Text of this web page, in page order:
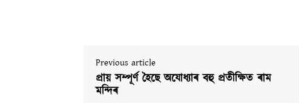
Previous article
প্ৰায় সম্পূৰ্ণ হৈছে অযোধ্যাৰ বহু প্ৰতীক্ষিত ৰাম
মন্দিৰ